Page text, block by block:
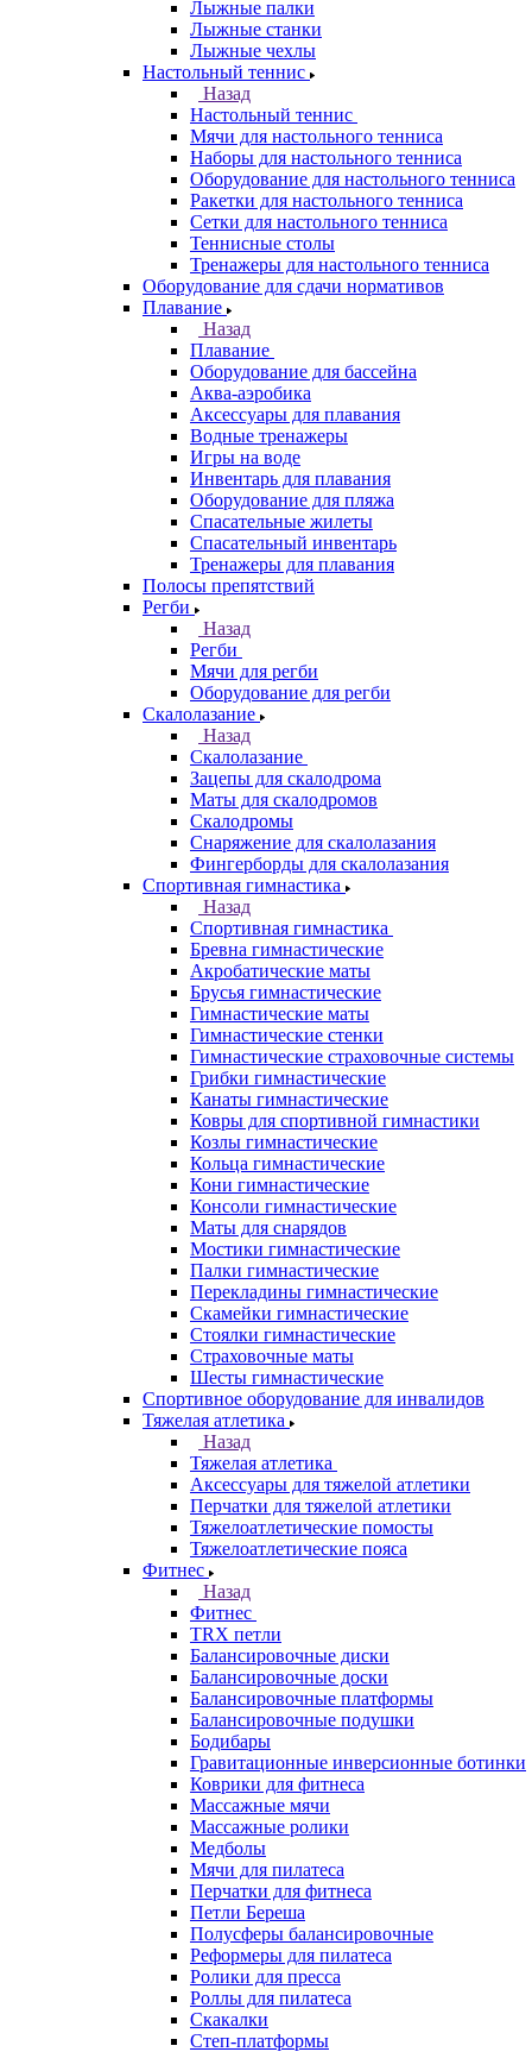
Лыжные палки
Лыжные станки
Лыжные чехлы
Настольный теннис
Назад
Настольный теннис
Мячи для настольного тенниса
Наборы для настольного тенниса
Оборудование для настольного тенниса
Ракетки для настольного тенниса
Сетки для настольного тенниса
Теннисные столы
Тренажеры для настольного тенниса
Оборудование для сдачи нормативов
Плавание
Назад
Плавание
Оборудование для бассейна
Аква-аэробика
Аксессуары для плавания
Водные тренажеры
Игры на воде
Инвентарь для плавания
Оборудование для пляжа
Спасательные жилеты
Спасательный инвентарь
Тренажеры для плавания
Полосы препятствий
Регби
Назад
Регби
Мячи для регби
Оборудование для регби
Скалолазание
Назад
Скалолазание
Зацепы для скалодрома
Маты для скалодромов
Скалодромы
Снаряжение для скалолазания
Фингерборды для скалолазания
Спортивная гимнастика
Назад
Спортивная гимнастика
Бревна гимнастические
Акробатические маты
Брусья гимнастические
Гимнастические маты
Гимнастические стенки
Гимнастические страховочные системы
Грибки гимнастические
Канаты гимнастические
Ковры для спортивной гимнастики
Козлы гимнастические
Кольца гимнастические
Кони гимнастические
Консоли гимнастические
Маты для снарядов
Мостики гимнастические
Палки гимнастические
Перекладины гимнастические
Скамейки гимнастические
Стоялки гимнастические
Страховочные маты
Шесты гимнастические
Спортивное оборудование для инвалидов
Тяжелая атлетика
Назад
Тяжелая атлетика
Аксессуары для тяжелой атлетики
Перчатки для тяжелой атлетики
Тяжелоатлетические помосты
Тяжелоатлетические пояса
Фитнес
Назад
Фитнес
TRX петли
Балансировочные диски
Балансировочные доски
Балансировочные платформы
Балансировочные подушки
Бодибары
Гравитационные инверсионные ботинки
Коврики для фитнеса
Массажные мячи
Массажные ролики
Медболы
Мячи для пилатеса
Перчатки для фитнеса
Петли Береша
Полусферы балансировочные
Реформеры для пилатеса
Ролики для пресса
Роллы для пилатеса
Скакалки
Степ-платформы